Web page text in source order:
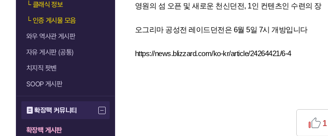
└클래식 정보
└인증 게시물 모음
와우 역사관 게시판
자유 게시판 (공통)
치지직 팟벤
SOOP 게시판
확장팩 커뮤니티
확장팩 게시판
영원의 섬 오픈 및 새로운 천신던전, 1인 컨텐츠인 수련의 장
오그리마 공성전 레이드던전은 6월 5일 7시 개방입니다
https://news.blizzard.com/ko-kr/article/24264421/6-4
1